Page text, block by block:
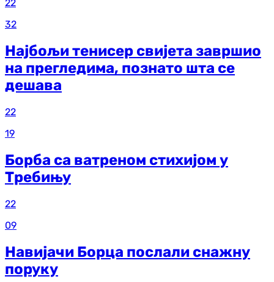
22
32
Најбољи тенисер свијета завршио
на прегледима, познато шта се
дешава
22
19
Борба са ватреном стихијом у
Требињу
22
09
Навијачи Борца послали снажну
поруку